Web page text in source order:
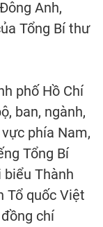
Anh,
Tổng Bí thư
phố Hồ Chí
ban, ngành,
phía Nam,
Tổng Bí
Thành
Tổ quốc Việt
chí